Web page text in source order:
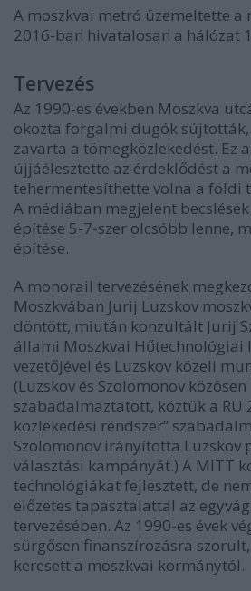
A moszkvai metró üzemeltette
2016-ban hivatalosan a hálózat
Tervezés
Az 1990-es években Moszkva
okozta forgalmi dugók
zavarta a tömegközlekedést. Ez
újjáélesztette az érdeklődést a
tehermentesíthette volna a földi
A médiában megjelent
építése 5-7-szer olcsóbb lenne,
építése.
A monorail tervezésének
Moszkvában Jurij Luzskov
döntött, miután konzultált Jurij
állami Moszkvai Hőtechnológiai
vezetőjével és Luzskov közeli
(Luzskov és Szolomonov
szabadalmaztatott, köztük a RU
közlekedési rendszer”
Szolomonov irányította Luzskov
választási kampányát.) A MITT
technológiákat fejlesztett, de
előzetes tapasztalattal az
tervezésében. Az 1990-es évek
sürgősen finanszírozásra
keresett a moszkvai kormánytól.